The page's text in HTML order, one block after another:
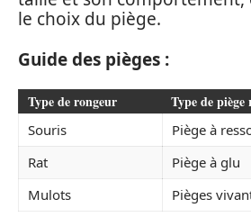
le choix du piège.
Guide des pièges :
Type de rongeur Type de piège
Souris
Piège à
Rat
Piège à glu
Mulots
Pièges